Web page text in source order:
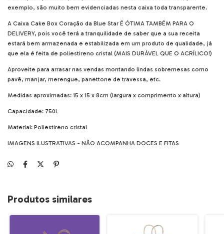
exemplo, são muito bem evidenciadas nesta caixa toda transparente.
A Caixa Cake Box Coração da Blue Star É ÓTIMA TAMBÉM PARA O
DELIVERY, pois você terá a tranquilidade de saber que a sua receita
estará bem armazenada e estabilizada em um produto de qualidade, já
que ela é feita de poliestireno cristal (MAIS DURÁVEL QUE O ACRÍLICO!)
Aproveite para arrasar nas vendas montando lindas sobremesas como
pavê, manjar, merengue, panettone de travessa, etc.
Medidas aproximadas: 15 x 15 x 8cm (largura x comprimento x altura)
Capacidade: 750L
Material: Poliestireno cristal
IMAGENS ILUSTRATIVAS - NÃO ACOMPANHA DOCES E FITAS
Produtos similares